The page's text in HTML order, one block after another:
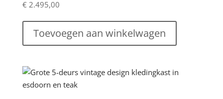
€ 2.495,00
Toevoegen aan winkelwagen